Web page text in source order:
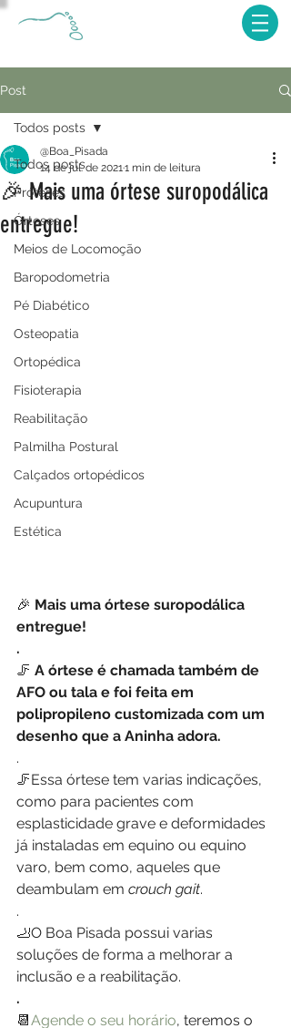
Post
Todos posts
Próteses
Órteses
Meios de Locomoção
Baropodometria
Pé Diabético
Osteopatia
Ortopédica
Fisioterapia
Reabilitação
Palmilha Postural
Calçados ortopédicos
Acupuntura
Estética
Todos posts
🎉 Mais uma órtese suropodálica
entregue!
@Boa_Pisada
14 de jul. de 20211 min de leitura
🎉 Mais uma órtese suropodálica
entregue!
.
🦵 A órtese é chamada também de
AFO ou tala e foi feita em
polipropileno customizada com um
desenho que a Aninha adora.
.
🦵Essa órtese tem varias indicações,
como para pacientes com
esplasticidade grave e deformidades
já instaladas em equino ou equino
varo, bem como, aqueles que
deambulam em crouch gait.
.
🦶O Boa Pisada possui varias
soluções de forma a melhorar a
inclusão e a reabilitação.
.
📆Agende o seu horário, teremos o